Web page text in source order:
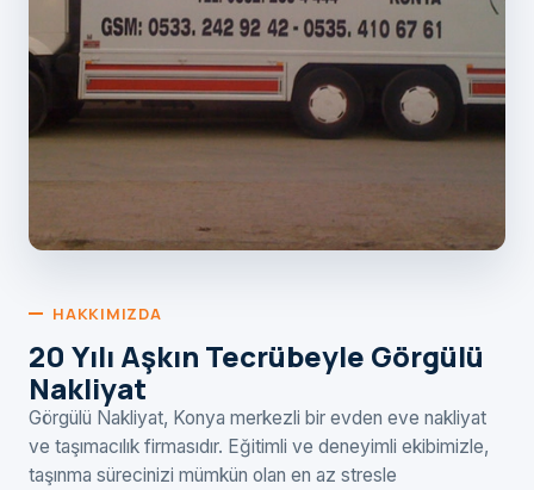
HAKKIMIZDA
20 Yılı Aşkın Tecrübeyle Görgülü
Nakliyat
Görgülü Nakliyat, Konya merkezli bir evden eve nakliyat
ve taşımacılık firmasıdır. Eğitimli ve deneyimli ekibimizle,
taşınma sürecinizi mümkün olan en az stresle